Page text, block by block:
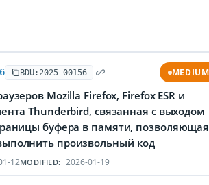
BDU:2025-00156 MEDIUM
Mozilla Firefox, Firefox ESR и
Thunderbird, связанная с выходом
буфера в памяти, позволяющая
произвольный код
12MODIFIED: 2026-01-19